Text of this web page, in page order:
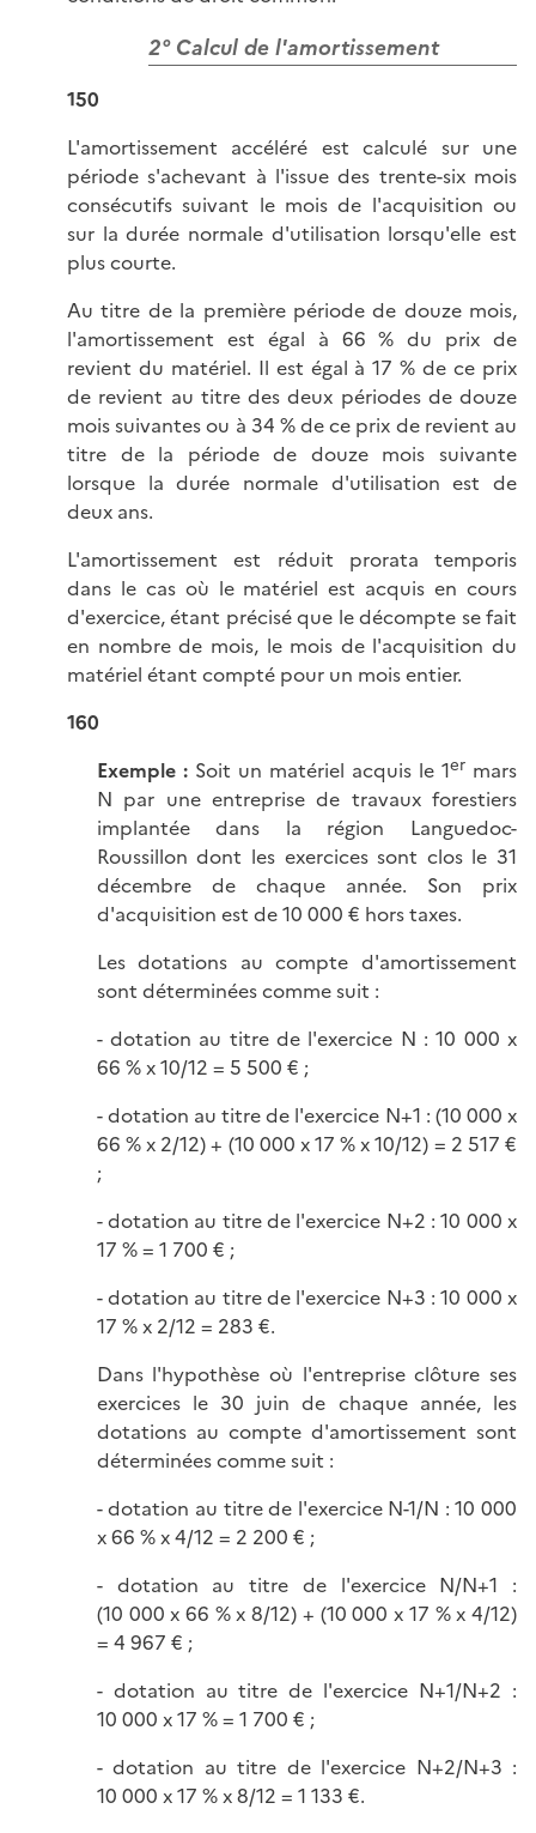
2° Calcul de l'amortissement
150
L'amortissement accéléré est calculé sur une
période s'achevant à l'issue des trente-six mois
consécutifs suivant le mois de l'acquisition ou
sur la durée normale d'utilisation lorsqu'elle est
plus courte.
Au titre de la première période de douze mois,
l'amortissement est égal à 66 % du prix de
revient du matériel. Il est égal à 17 % de ce prix
de revient au titre des deux périodes de douze
mois suivantes ou à 34 % de ce prix de revient au
titre de la période de douze mois suivante
lorsque la durée normale d'utilisation est de
deux ans.
L'amortissement est réduit prorata temporis
dans le cas où le matériel est acquis en cours
d'exercice, étant précisé que le décompte se fait
en nombre de mois, le mois de l'acquisition du
matériel étant compté pour un mois entier.
160
Exemple :Soit un matériel acquis le 1ermars
N par une entreprise de travaux forestiers
implantée dans la région Languedoc-
Roussillon dont les exercices sont clos le 31
décembre de chaque année. Son prix
d'acquisition est de 10 000 € hors taxes.
Les dotations au compte d'amortissement
sont déterminées comme suit :
- dotation au titre de l'exercice N : 10 000 x
66 % x 10/12 = 5 500 € ;
- dotation au titre de l'exercice N+1 : (10 000 x
66 % x 2/12) + (10 000 x 17 % x 10/12) = 2 517 €
;
- dotation au titre de l'exercice N+2 : 10 000 x
17 % = 1 700 € ;
- dotation au titre de l'exercice N+3 : 10 000 x
17 % x 2/12 = 283 €.
Dans l'hypothèse où l'entreprise clôture ses
exercices le 30 juin de chaque année, les
dotations au compte d'amortissement sont
déterminées comme suit :
- dotation au titre de l'exercice N-1/N : 10 000
x 66 % x 4/12 = 2 200 € ;
- dotation au titre de l'exercice N/N+1 :
(10 000 x 66 % x 8/12) + (10 000 x 17 % x 4/12)
= 4 967 € ;
- dotation au titre de l'exercice N+1/N+2 :
10 000 x 17 % = 1 700 € ;
- dotation au titre de l'exercice N+2/N+3 :
10 000 x 17 % x 8/12 = 1 133 €.